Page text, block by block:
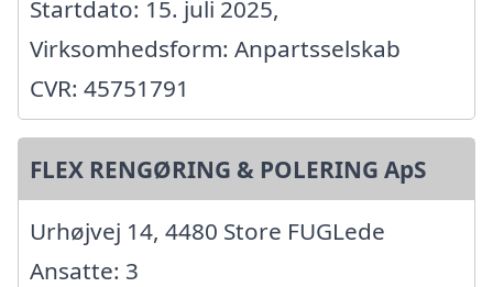
Startdato: 15. juli 2025,
Virksomhedsform: Anpartsselskab
CVR: 45751791
FLEX RENGØRING & POLERING ApS
Urhøjvej 14, 4480 Store FUGLede
Ansatte: 3